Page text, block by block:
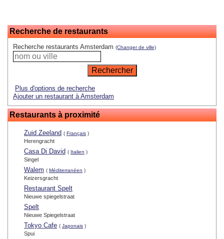
Recherche de restaurants
Recherche restaurants Amsterdam (Changer de ville)
Plus d'options de recherche
Ajouter un restaurant à Amsterdam
Restaurants à proximité
Zuid Zeeland ( Français )
Herengracht
Casa Di David ( Italien )
Singel
Walem ( Méditerranéen )
Keizersgracht
Restaurant Spelt
Nieuwe spiegelstraat
Spelt
Nieuwe Spiegelstraat
Tokyo Cafe ( Japonais )
Spui